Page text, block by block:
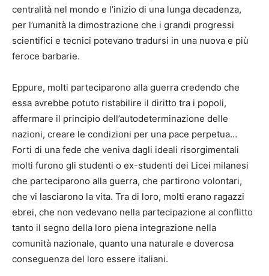
centralità nel mondo e l’inizio di una lunga decadenza,
per l’umanità la dimostrazione che i grandi progressi
scientifici e tecnici potevano tradursi in una nuova e più
feroce barbarie.
Eppure, molti parteciparono alla guerra credendo che
essa avrebbe potuto ristabilire il diritto tra i popoli,
affermare il principio dell’autodeterminazione delle
nazioni, creare le condizioni per una pace perpetua…
Forti di una fede che veniva dagli ideali risorgimentali
molti furono gli studenti o ex-studenti dei Licei milanesi
che parteciparono alla guerra, che partirono volontari,
che vi lasciarono la vita. Tra di loro, molti erano ragazzi
ebrei, che non vedevano nella partecipazione al conflitto
tanto il segno della loro piena integrazione nella
comunità nazionale, quanto una naturale e doverosa
conseguenza del loro essere italiani.